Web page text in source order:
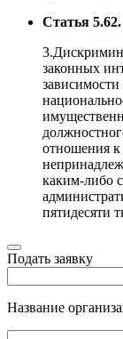
Статья
законных
отношения
каким-либо
пятидесяти
Подать заявку
Название